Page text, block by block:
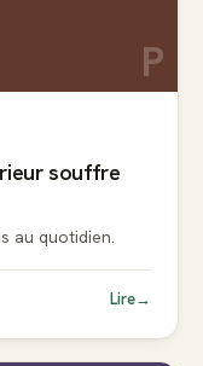
P
souffre
au quotidien.
Lire→